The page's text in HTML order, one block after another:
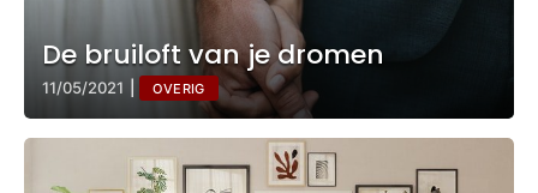
De bruiloft van je dromen
11/05/2021 OVERIG